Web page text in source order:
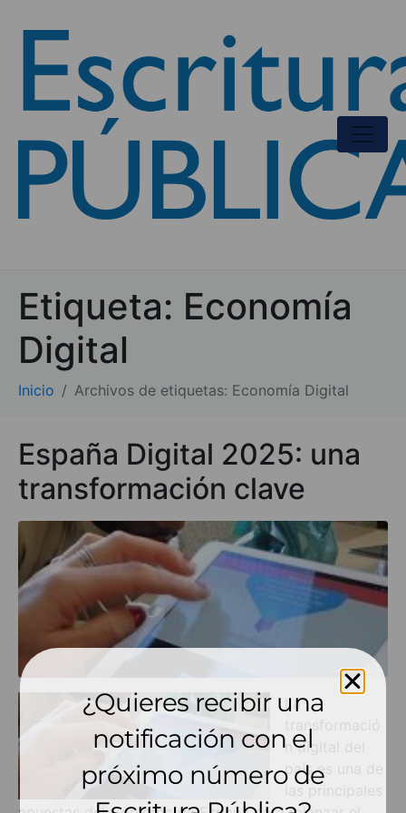
Etiqueta: Economía
Digital
Inicio Archivos de etiquetas: Economía Digital
España Digital 2025: una
transformación clave
La
transformació
n digital del
país es una de
las principales
¿Quieres recibir una
notificación con el
próximo número de